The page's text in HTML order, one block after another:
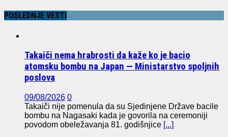
POSLEDNJE VESTI
Takaiči nema hrabrosti da kaže ko je bacio
atomsku bombu na Japan — Ministarstvo spoljnih
poslova
09/08/2026 0
Takaiči nije pomenula da su Sjedinjene Države bacile
bombu na Nagasaki kada je govorila na ceremoniji
povodom obeležavanja 81. godišnjice [...]